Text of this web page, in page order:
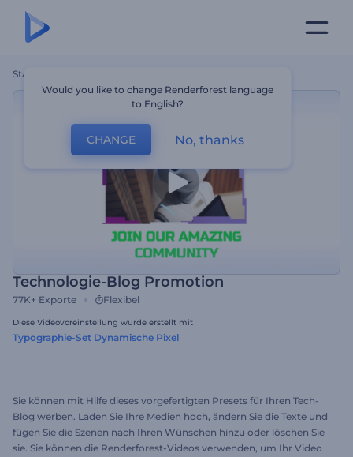
Startseite
Technologie-Blog Promotion
77K+ Exporte Flexibel
Diese Videovoreinstellung wurde erstellt mit
Typographie-Set Dynamische Pixel
Sie können mit Hilfe dieses vorgefertigten Presets für Ihren Tech-
Blog werben. Laden Sie Ihre Medien hoch, ändern Sie die Texte und
fügen Sie die Szenen nach Ihren Wünschen hinzu oder löschen Sie
sie. Sie können die Renderforest-Videos verwenden, um Ihr Video
Would you like to change Renderforest language
to English?
CHANGE No, thanks